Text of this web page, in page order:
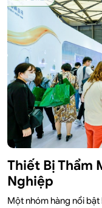
Thiết Bị Thẩm
Nghiệp
Một nhóm hàng nổi bật